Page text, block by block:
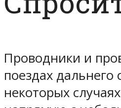
Проводники и
поездах дальнего
некоторых